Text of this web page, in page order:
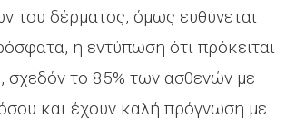
του δέρματος, όμως ευθύνεται
η εντύπωση ότι πρόκειται
σχεδόν το 85% των ασθενών με
και έχουν καλή πρόγνωση με